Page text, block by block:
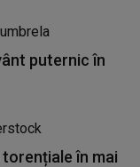
puternic în
în mai